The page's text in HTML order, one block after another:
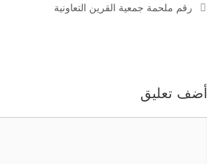
رقم ملحمة جمعية القرين التعاونية
أضف تعليق